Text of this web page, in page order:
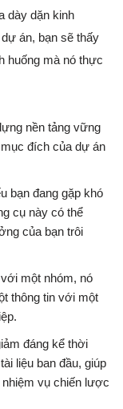
dày dặn kinh
án, bạn sẽ thấy
huống mà nó thực
nền tảng vững
đích của dự án
bạn đang gặp khó
cụ này có thể
của bạn trôi
một nhóm, nó
thông tin với một
đáng kể thời
liệu ban đầu, giúp
vụ chiến lược